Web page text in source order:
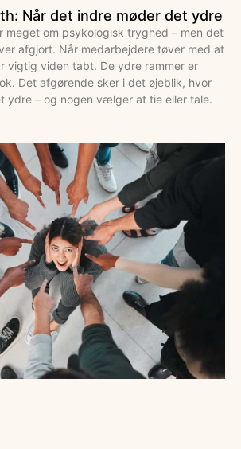
Når det indre møder det ydre
meget om psykologisk tryghed – men det
afgjort. Når medarbejdere tøver med at
vigtig viden tabt. De ydre rammer er
Det afgørende sker i det øjeblik, hvor
ydre – og nogen vælger at tie eller tale.